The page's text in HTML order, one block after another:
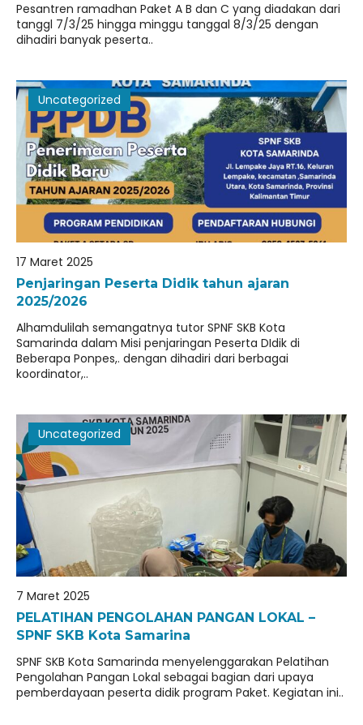
Pesantren ramadhan Paket A B dan C yang diadakan dari
tanggl 7/3/25 hingga minggu tanggal 8/3/25 dengan
dihadiri banyak peserta..
Uncategorized
17 Maret 2025
Penjaringan Peserta Didik tahun ajaran
2025/2026
Alhamdulilah semangatnya tutor SPNF SKB Kota
Samarinda dalam Misi penjaringan Peserta DIdik di
Beberapa Ponpes,. dengan dihadiri dari berbagai
koordinator,..
Uncategorized
7 Maret 2025
PELATIHAN PENGOLAHAN PANGAN LOKAL –
SPNF SKB Kota Samarina
SPNF SKB Kota Samarinda menyelenggarakan Pelatihan
Pengolahan Pangan Lokal sebagai bagian dari upaya
pemberdayaan peserta didik program Paket. Kegiatan ini..